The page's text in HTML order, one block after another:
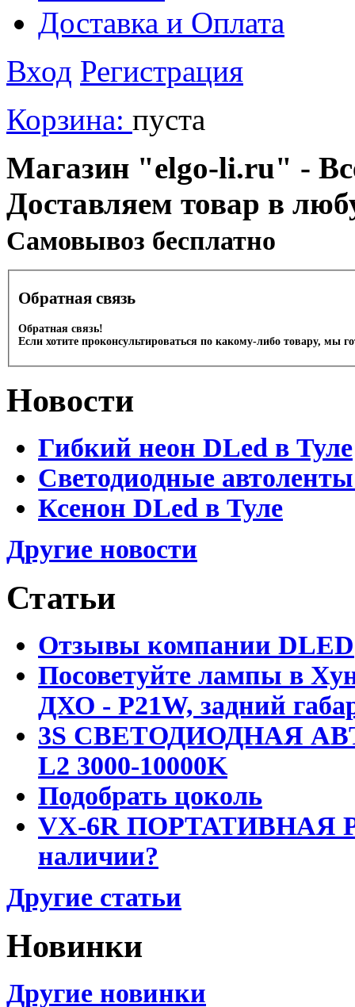
Доставка и Оплата
Вход Регистрация
Корзина: пуста
Магазин "elgo-li.ru" -
Доставляем товар в
Cамовывоз бесплатно
Обратная связь
Обратная связь!
Если хотите проконсультироваться по какому-либо товару, мы
Новости
Гибкий неон DLed в Туле
Светодиодные
Ксенон DLed в Туле
Другие новости
Статьи
Отзывы компании DLED
Посоветуйте лампы в
ДХО - P21W, задний
3S СВЕТОДИОДНАЯ
L2 3000-10000K
Подобрать цоколь
VX-6R ПОРТАТИВНАЯ
наличии?
Другие статьи
Новинки
Другие новинки